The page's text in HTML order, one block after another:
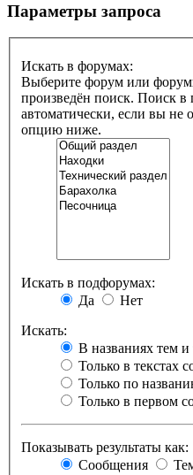
Параметры запроса
Искать в форумах:
Выберите форум или
произведён поиск. Поиск в
автоматически, если вы
опцию ниже.
Искать в подфорумах:
Да
Нет
Искать:
В названиях тем и
Только в текстах
Только по
Только в первом
Показывать результаты как:
Сообщения